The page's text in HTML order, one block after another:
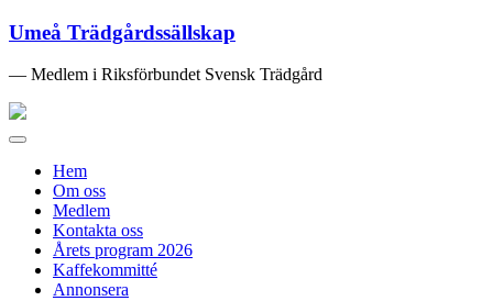
Umeå Trädgårdssällskap
— Medlem i Riksförbundet Svensk Trädgård
Toggle
navigation
Hem
Om oss
Medlem
Kontakta oss
Årets program 2026
Kaffekommitté
Annonsera